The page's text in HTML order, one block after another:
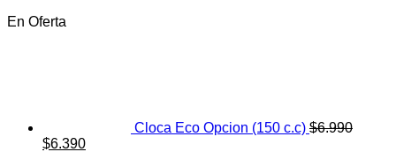
En Oferta
Cloca Eco Opcion (150 c.c) $6.990
El
$6.390El